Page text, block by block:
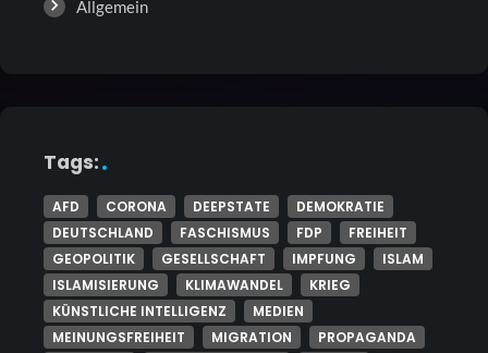
Allgemein
Tags:
AFD CORONA DEEPSTATE
DEMOKRATIE
DEUTSCHLAND
FASCHISMUS FDP
FREIHEIT
GEOPOLITIK
GESELLSCHAFT IMPFUNG
ISLAM
ISLAMISIERUNG
KLIMAWANDEL
KRIEG
KÜNSTLICHE INTELLIGENZ
MEDIEN
MEINUNGSFREIHEIT
MIGRATION
PROPAGANDA